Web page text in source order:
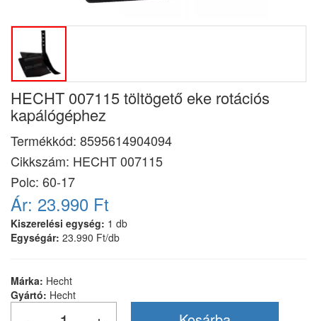
HECHT 007115 töltögető eke rotációs
kapálógéphez
Termékkód: 8595614904094
Cikkszám: HECHT 007115
Polc: 60-17
Ár: 23.990 Ft
Kiszerelési egység: 1 db
Egységár: 23.990 Ft/db
Márka: Hecht
Gyártó: Hecht